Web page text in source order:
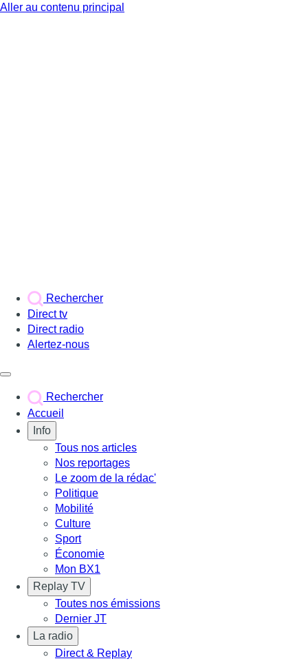
Aller au contenu principal
Rechercher
Direct tv
Direct radio
Alertez-nous
Rechercher
Accueil
Info
Tous nos articles
Nos reportages
Le zoom de la rédac'
Politique
Mobilité
Culture
Sport
Économie
Mon BX1
Replay TV
Toutes nos émissions
Dernier JT
La radio
Direct & Replay